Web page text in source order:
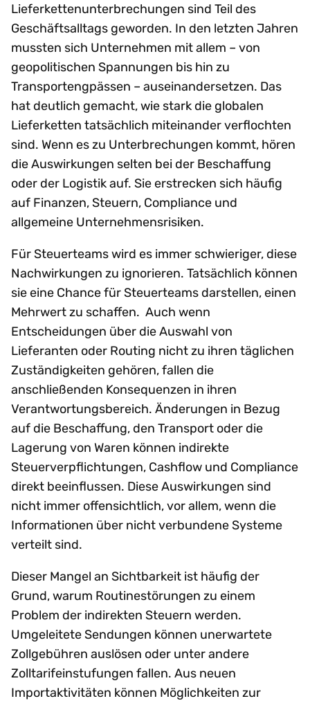
Lieferkettenunterbrechungen sind Teil des
Geschäftsalltags geworden. In den letzten Jahren
mussten sich Unternehmen mit allem – von
geopolitischen Spannungen bis hin zu
Transportengpässen – auseinandersetzen. Das
hat deutlich gemacht, wie stark die globalen
Lieferketten tatsächlich miteinander verflochten
sind. Wenn es zu Unterbrechungen kommt, hören
die Auswirkungen selten bei der Beschaffung
oder der Logistik auf. Sie erstrecken sich häufig
auf Finanzen, Steuern, Compliance und
allgemeine Unternehmensrisiken.
Für Steuerteams wird es immer schwieriger, diese
Nachwirkungen zu ignorieren. Tatsächlich können
sie eine Chance für Steuerteams darstellen, einen
Mehrwert zu schaffen. Auch wenn
Entscheidungen über die Auswahl von
Lieferanten oder Routing nicht zu ihren täglichen
Zuständigkeiten gehören, fallen die
anschließenden Konsequenzen in ihren
Verantwortungsbereich. Änderungen in Bezug
auf die Beschaffung, den Transport oder die
Lagerung von Waren können indirekte
Steuerverpflichtungen, Cashflow und Compliance
direkt beeinflussen. Diese Auswirkungen sind
nicht immer offensichtlich, vor allem, wenn die
Informationen über nicht verbundene Systeme
verteilt sind.
Dieser Mangel an Sichtbarkeit ist häufig der
Grund, warum Routinestörungen zu einem
Problem der indirekten Steuern werden.
Umgeleitete Sendungen können unerwartete
Zollgebühren auslösen oder unter andere
Zolltarifeinstufungen fallen. Aus neuen
Importaktivitäten können Möglichkeiten zur